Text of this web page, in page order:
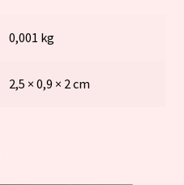
0,001 kg
2,5 × 0,9 × 2 cm